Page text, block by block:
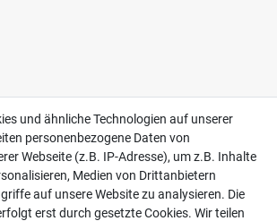
und ähnliche Technologien auf unserer
personenbezogene Daten von
Webseite (z.B. IP-Adresse), um z.B. Inhalte
Medien von Drittanbietern
auf unsere Website zu analysieren. Die
erst durch gesetzte Cookies. Wir teilen